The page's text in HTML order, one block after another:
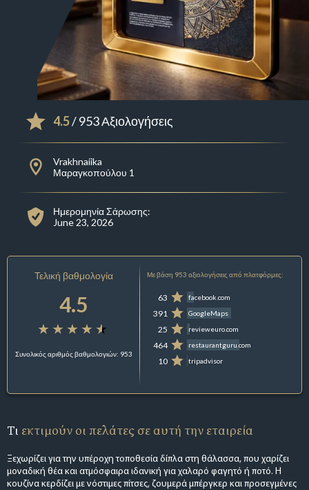
4.5/ 953 Αξιολογήσεις
Vrakhnaíika
Μαραγκοπούλου 1
Ημερομηνία Σάρωσης:
June 23, 2026
Τελική βαθμολογία
4.5
Συνολικός αριθμός βαθμολογιών: 953
Με βάση 953 αξιολογήσεις από πλατφόρμες:
63 facebook.com
391 GoogleMaps
25 revieweuro.com
464 restaurantguru.com
10 tripadvisor
Τι εκτιμούν οι πελάτες σε αυτή την εταιρεία
Ξεχωρίζει για την υπέροχη τοποθεσία δίπλα στη θάλασσα, που χαρίζει
μοναδική θέα και ατμόσφαιρα ιδανική για χαλαρό φαγητό ή ποτό. Η
κουζίνα κερδίζει με νόστιμες πίτσες, ζουμερά μπέργκερ και προσεγμένες